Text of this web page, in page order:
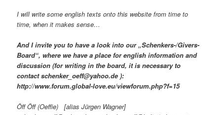
I will write some english texts onto this website from time to
time, when it makes sense…
And I invite you to have a look into our „Schenkers-/Givers-
Board“, where we have a place for english information and
discussion (for writing in the board, it is necessary to
contact schenker_oeff@yahoo.de ):
http://www.forum.global-love.eu/viewforum.php?f=15
Öff Öff (Oeffie) [alias Jürgen Wagner]